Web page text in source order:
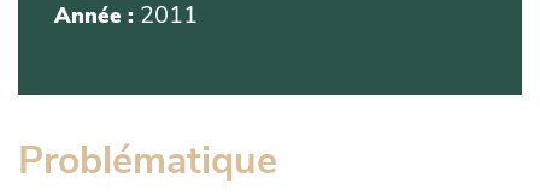
Année : 2011
Problématique